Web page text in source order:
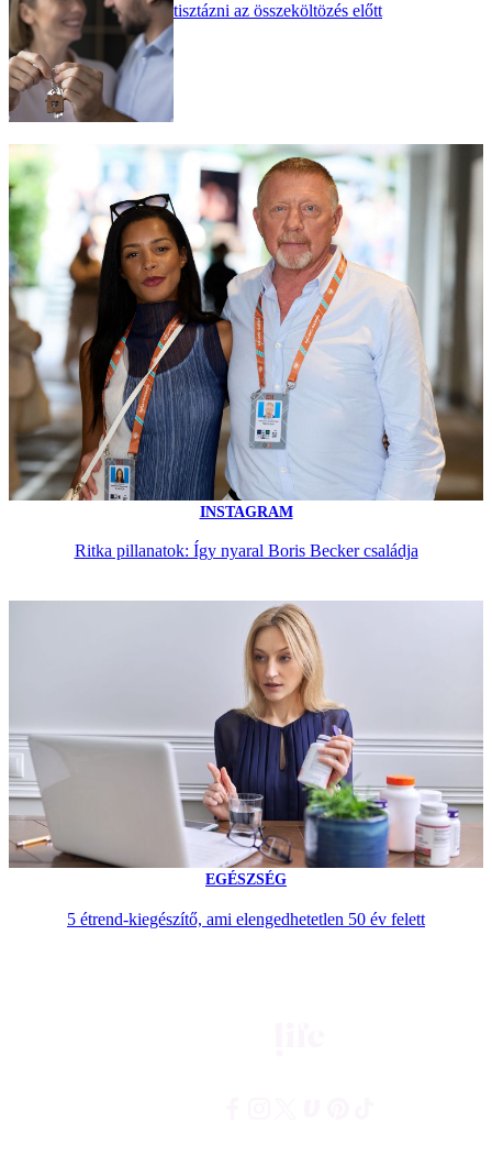
tisztázni az összeköltözés előtt
INSTAGRAM
Ritka pillanatok: Így nyaral Boris Becker családja
EGÉSZSÉG
5 étrend-kiegészítő, ami elengedhetetlen 50 év felett